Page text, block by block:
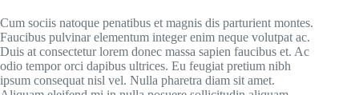
Cum sociis natoque penatibus et magnis dis parturient montes.
Faucibus pulvinar elementum integer enim neque volutpat ac.
Duis at consectetur lorem donec massa sapien faucibus et. Ac
odio tempor orci dapibus ultrices. Eu feugiat pretium nibh
ipsum consequat nisl vel. Nulla pharetra diam sit amet.